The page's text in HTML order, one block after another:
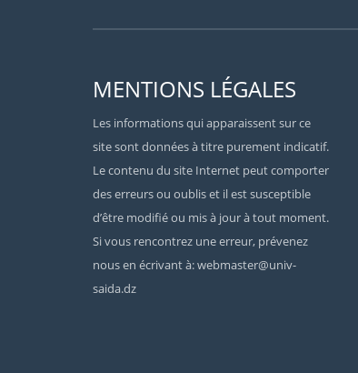
MENTIONS LÉGALES
Les informations qui apparaissent sur ce
site sont données à titre purement indicatif.
Le contenu du site Internet peut comporter
des erreurs ou oublis et il est susceptible
d’être modifié ou mis à jour à tout moment.
Si vous rencontrez une erreur, prévenez
nous en écrivant à: webmaster@univ-
saida.dz